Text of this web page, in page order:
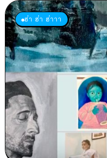
ฮ่า ฮ่า ฮ่าาา